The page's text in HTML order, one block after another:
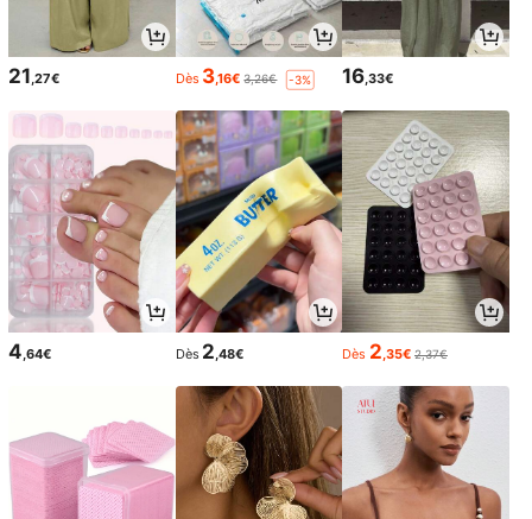
21,27€ Dès 3,16€ 3,26€ -3% 16,33€
4,64€ Dès 2,48€ Dès 2,35€ 2,37€